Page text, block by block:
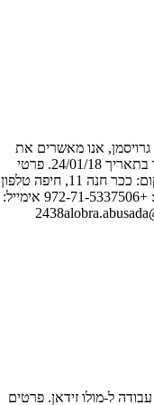
אנו מאשרים את
הפגישה שלך בתאריך 24/01/18. פרטי
הפגישה: מיקום: ככר חנה 11, חיפה טלפון
ליצירת קשר: +972-71-5337506 אימייל:
ל-מולו זידאן. פרטים